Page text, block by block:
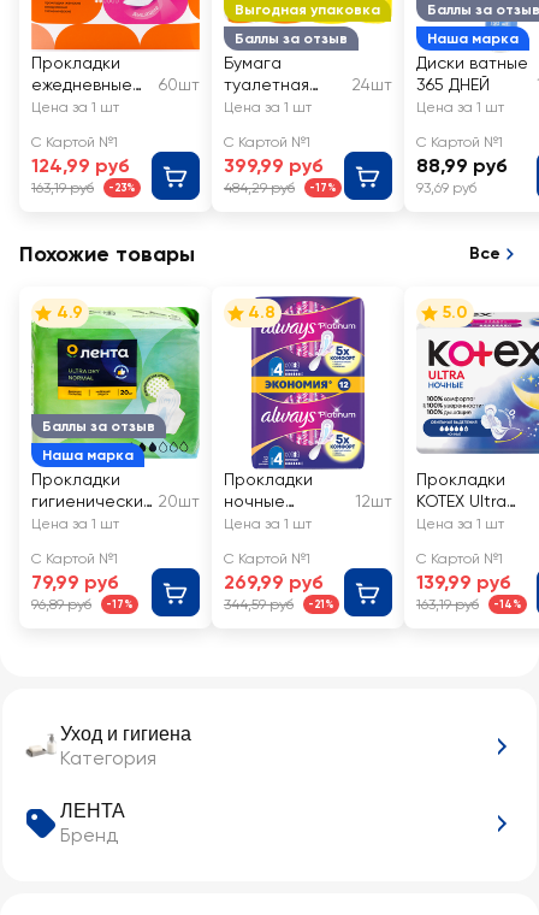
Уход и гигиена
Категория
ЛЕНТА
Бренд
Прокладки
ежедневные
BELLA Panty
60шт
Цена за 1 шт
С Картой №1
124,99 руб
163,19 руб -23%
Выгодная упаковка
Баллы за отзыв
Бумага
туалетная
ЛЕНТА 2 слоя
24шт
Цена за 1 шт
С Картой №1
399,99 руб
484,29 руб -17%
Баллы за отзыв
Наша марка
Диски ватные
365 ДНЕЙ
Цена за 1 шт
С Картой №1
88,99 руб
93,69 руб
Похожие товары Все
Баллы за отзыв
Наша марка
4.9
Прокладки
гигиенически
е ЛЕНТА Ultra
20шт
Цена за 1 шт
С Картой №1
79,99 руб
96,89 руб -17%
4.8
Прокладки
ночные
ALWAYS
Night
ультратонкие,
с крылышками
12шт
Цена за 1 шт
С Картой №1
269,99 руб
344,59 руб -21%
5.0
Прокладки
KOTEX Ultra
ночные
Цена за 1 шт
С Картой №1
139,99 руб
163,19 руб -14%